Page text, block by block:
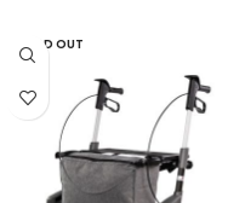
SOLD OUT